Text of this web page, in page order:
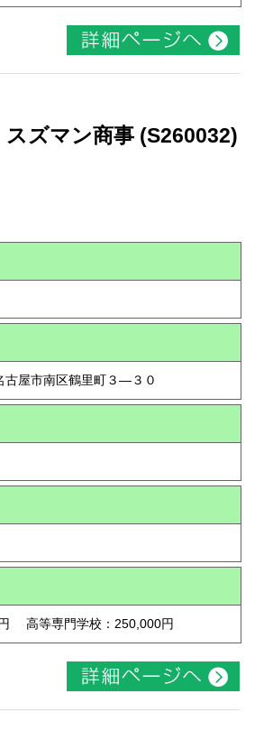
ズマン商事 (S260032)
屋市南区鶴里町３―３０
高等専門学校：250,000円